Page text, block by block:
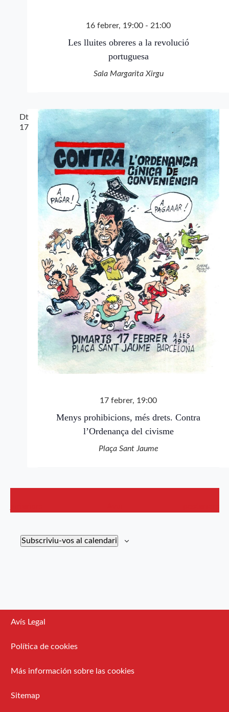
16 febrer, 19:00 - 21:00
Les lluites obreres a la revolució
portuguesa
Sala Margarita Xirgu
Dt
17
17 febrer, 19:00
Menys prohibicions, més drets. Contra
l’Ordenança del civisme
Plaça Sant Jaume
Subscriviu-vos al calendari
Avís Legal
Política de cookies
Más información sobre las cookies
Sitemap